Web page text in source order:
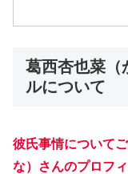
葛西杏也菜（
ルについて
彼氏事情について
な）さんのプロフ